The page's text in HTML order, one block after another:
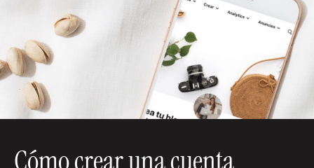
Cómo crear una cuenta